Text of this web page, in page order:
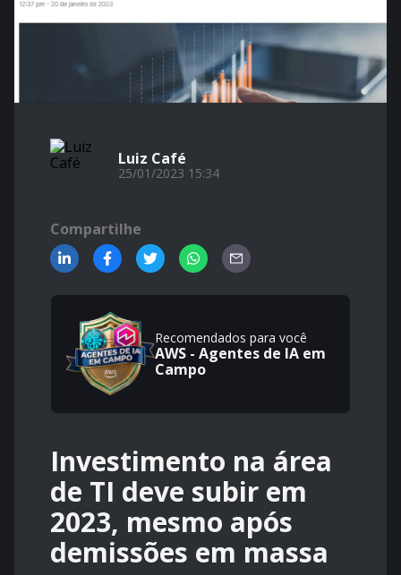
Luiz Café
25/01/2023 15:34
Compartilhe
Recomendados para você
AWS - Agentes de IA em
Campo
Investimento na área
de TI deve subir em
2023, mesmo após
demissões em massa